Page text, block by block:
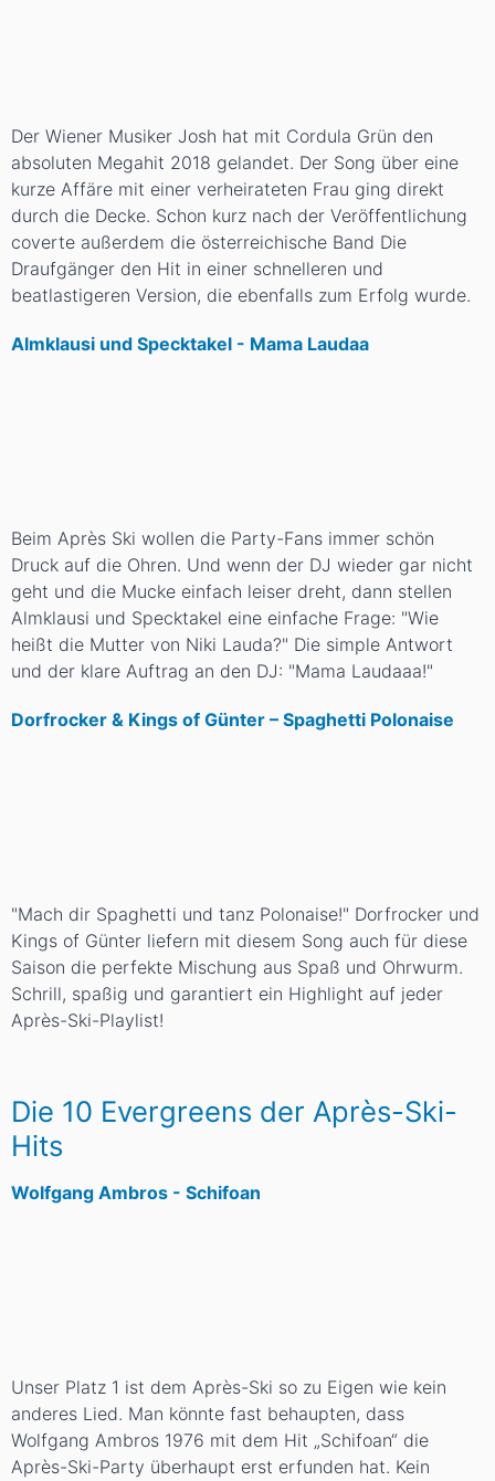
Der Wiener Musiker Josh hat mit Cordula Grün den
absoluten Megahit 2018 gelandet. Der Song über eine
kurze Affäre mit einer verheirateten Frau ging direkt
durch die Decke. Schon kurz nach der Veröffentlichung
coverte außerdem die österreichische Band Die
Draufgänger den Hit in einer schnelleren und
beatlastigeren Version, die ebenfalls zum Erfolg wurde.
Almklausi und Specktakel - Mama Laudaa
Beim Après Ski wollen die Party-Fans immer schön
Druck auf die Ohren. Und wenn der DJ wieder gar nicht
geht und die Mucke einfach leiser dreht, dann stellen
Almklausi und Specktakel eine einfache Frage: "Wie
heißt die Mutter von Niki Lauda?" Die simple Antwort
und der klare Auftrag an den DJ: "Mama Laudaaa!"
Dorfrocker & Kings of Günter – Spaghetti Polonaise
"Mach dir Spaghetti und tanz Polonaise!" Dorfrocker und
Kings of Günter liefern mit diesem Song auch für diese
Saison die perfekte Mischung aus Spaß und Ohrwurm.
Schrill, spaßig und garantiert ein Highlight auf jeder
Après-Ski-Playlist!
Die 10 Evergreens der Après-Ski-
Hits
Wolfgang Ambros - Schifoan
Unser Platz 1 ist dem Après-Ski so zu Eigen wie kein
anderes Lied. Man könnte fast behaupten, dass
Wolfgang Ambros 1976 mit dem Hit „Schifoan“ die
Après-Ski-Party überhaupt erst erfunden hat. Kein